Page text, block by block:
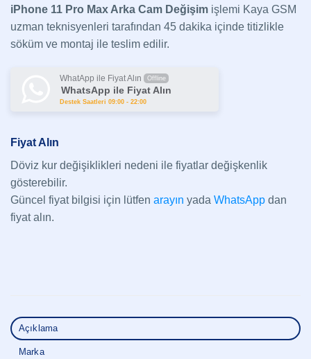
iPhone 11 Pro Max Arka Cam Değişim işlemi Kaya GSM
uzman teknisyenleri tarafından 45 dakika içinde titizlikle
söküm ve montaj ile teslim edilir.
WhatApp ile Fiyat Alın Offline
WhatsApp ile Fiyat Alın
Destek Saatleri 09:00 - 22:00
Fiyat Alın
Döviz kur değişiklikleri nedeni ile fiyatlar değişkenlik
gösterebilir.
Güncel fiyat bilgisi için lütfen arayın yada WhatsApp dan
fiyat alın.
Açıklama
Marka